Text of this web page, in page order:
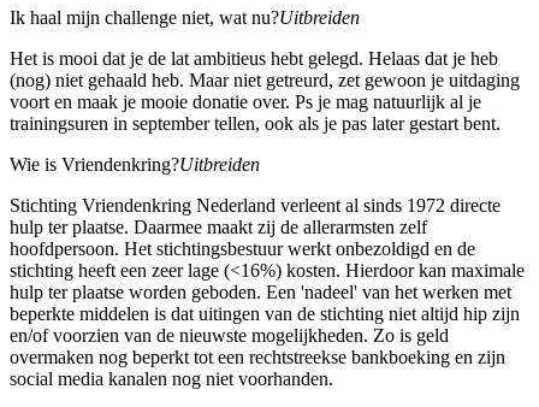
Ik haal mijn challenge niet, wat nu?Uitbreiden
Het is mooi dat je de lat ambitieus hebt gelegd. Helaas dat je heb
(nog) niet gehaald heb. Maar niet getreurd, zet gewoon je uitdaging
voort en maak je mooie donatie over. Ps je mag natuurlijk al je
trainingsuren in september tellen, ook als je pas later gestart bent.
Wie is Vriendenkring?Uitbreiden
Stichting Vriendenkring Nederland verleent al sinds 1972 directe
hulp ter plaatse. Daarmee maakt zij de allerarmsten zelf
hoofdpersoon. Het stichtingsbestuur werkt onbezoldigd en de
stichting heeft een zeer lage (<16%) kosten. Hierdoor kan maximale
hulp ter plaatse worden geboden. Een 'nadeel' van het werken met
beperkte middelen is dat uitingen van de stichting niet altijd hip zijn
en/of voorzien van de nieuwste mogelijkheden. Zo is geld
overmaken nog beperkt tot een rechtstreekse bankboeking en zijn
social media kanalen nog niet voorhanden.